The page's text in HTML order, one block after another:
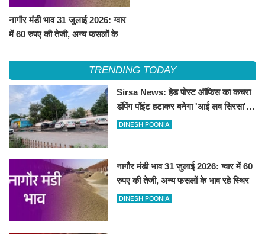
नागौर मंडी भाव 31 जुलाई 2026: ग्वार
में 60 रुपए की तेजी, अन्य फसलों के
TRENDING TODAY
Sirsa News: हेड पोस्ट ऑफिस का कचरा
डंपिंग पॉइंट हटाकर बनेगा 'आई लव सिरसा'
सेल्फी पॉइंट
DINESH POONIA
नागौर मंडी भाव 31 जुलाई 2026: ग्वार में 60
रुपए की तेजी, अन्य फसलों के भाव रहे स्थिर
DINESH POONIA